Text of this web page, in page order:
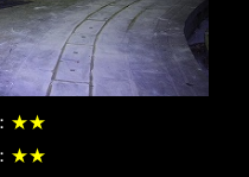
★★
★★